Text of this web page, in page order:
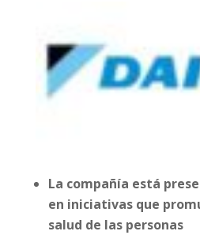
La compañía está
en iniciativas que
salud de las personas